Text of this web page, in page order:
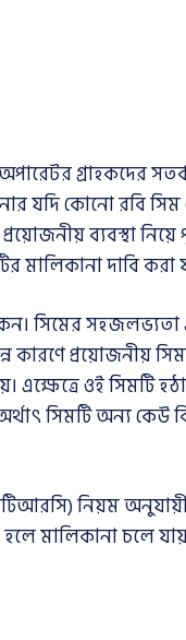
গ্রাহকদের
যদি কোনো রবি
ব্যবস্থা
দাবি করা
সিমের সহজলভ্যতা
প্রয়োজনীয়
এক্ষেত্রে ওই সিমটি
সিমটি অন্য কেউ
নিয়ম
হলে মালিকানা চলে